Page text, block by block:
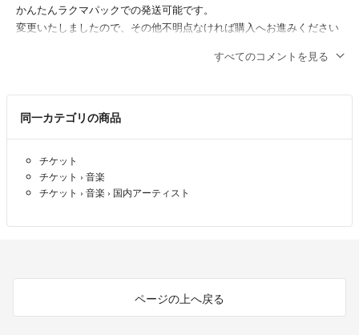
かんたんラクマパックでの発送可能です。
変更いたしましたので、その他不明点なければ購入へお進みください
コメント失礼致します。
購入希望なのですがこちら、かんたんラクマパックの発送に変更可能
ハチママ- 8ヶ月前
すべてのコメントを見る
同一カテゴリの商品
チケット
チケット › 音楽
チケット › 音楽 › 国内アーティスト
ページの上へ戻る